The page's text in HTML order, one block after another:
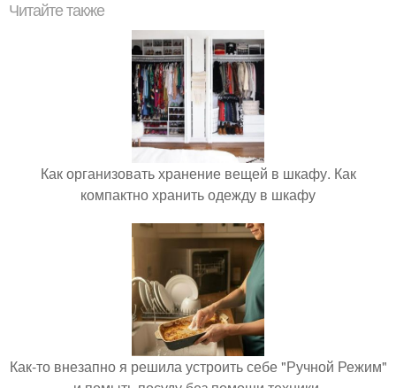
Читайте также
Как организовать хранение вещей в шкафу. Как
компактно хранить одежду в шкафу
Как-то внезапно я решила устроить себе "Ручной Режим"